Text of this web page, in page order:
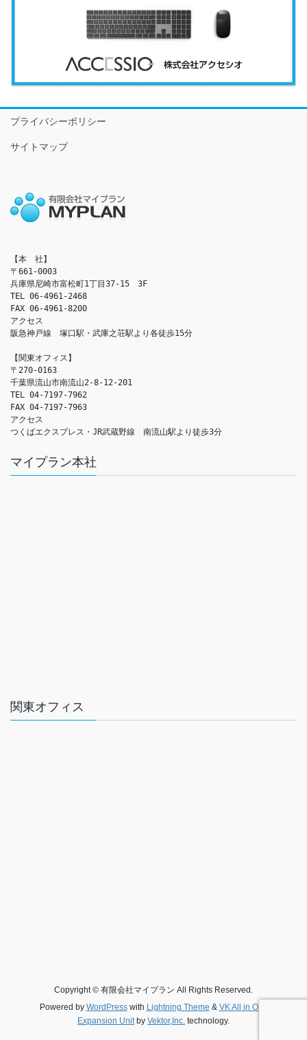
プライバシーポリシー
サイトマップ
【本　社】
〒661-0003
兵庫県尼崎市富松町1丁目37-15　3F
TEL 06-4961-2468
FAX 06-4961-8200
アクセス
阪急神戸線　塚口駅・武庫之荘駅より各徒歩15分
【関東オフィス】
〒270-0163
千葉県流山市南流山2-8-12-201
TEL 04-7197-7962
FAX 04-7197-7963
アクセス
つくばエクスプレス・JR武蔵野線　南流山駅より徒歩3分
マイプラン本社
関東オフィス
Copyright © 有限会社マイプラン All Rights Reserved.
Powered by WordPresswith Lightning Theme & VK All in One
Expansion Unit by Vektor,Inc. technology.